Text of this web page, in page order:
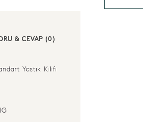
& CEVAP (0)
Yastık Kılıfı